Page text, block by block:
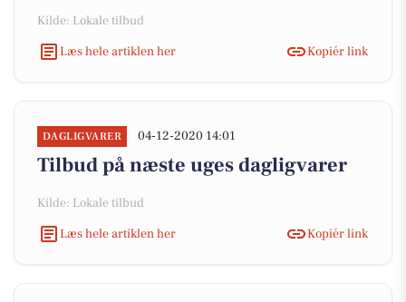
Kilde: Lokale tilbud
Læs hele artiklen her
Kopiér link
DAGLIGVARER 04-12-2020 14:01
Tilbud på næste uges dagligvarer
Kilde: Lokale tilbud
Læs hele artiklen her
Kopiér link